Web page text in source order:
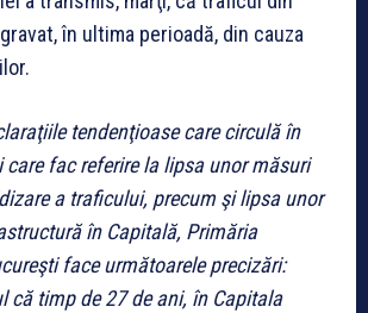
în ultima perioadă, din cauza
tendenţioase care circulă în
fac referire la lipsa unor măsuri
a traficului, precum şi lipsa unor
în Capitală, Primăria
face următoarele precizări:
că timp de 27 de ani, în Capitala